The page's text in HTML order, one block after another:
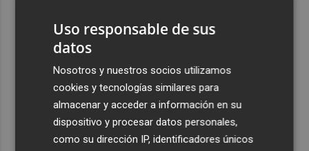
Uso responsable de sus
datos
Nosotros y nuestros socios utilizamos
cookies y tecnologías similares para
almacenar y acceder a información en su
dispositivo y procesar datos personales,
como su dirección IP, identificadores únicos